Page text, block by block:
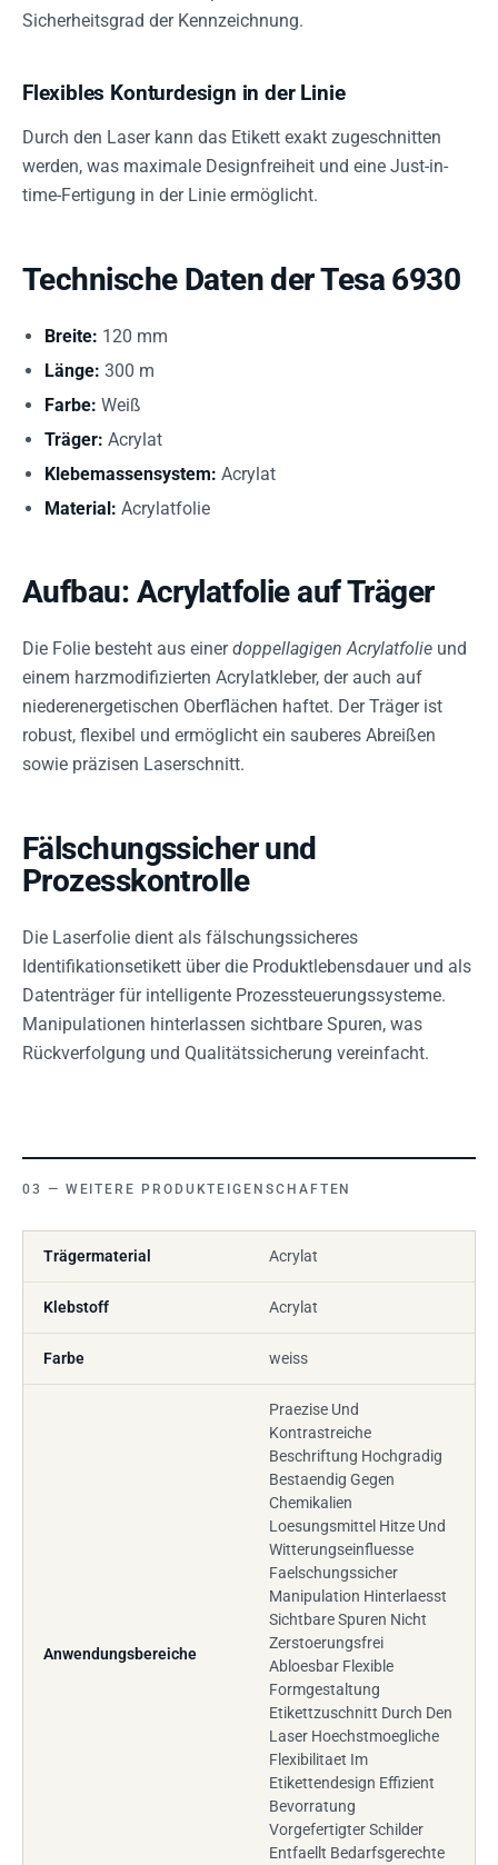
Sicherheitsgrad der Kennzeichnung.
Flexibles Konturdesign in der Linie
Durch den Laser kann das Etikett exakt zugeschnitten
werden, was maximale Designfreiheit und eine Just-in-
time-Fertigung in der Linie ermöglicht.
Technische Daten der Tesa 6930
Breite: 120 mm
Länge: 300 m
Farbe: Weiß
Träger: Acrylat
Klebemassensystem: Acrylat
Material: Acrylatfolie
Aufbau: Acrylatfolie auf Träger
Die Folie besteht aus einerdoppellagigen Acrylatfolie und
einem harzmodifizierten Acrylatkleber, der auch auf
niederenergetischen Oberflächen haftet. Der Träger ist
robust, flexibel und ermöglicht ein sauberes Abreißen
sowie präzisen Laserschnitt.
Fälschungssicher und
Prozesskontrolle
Die Laserfolie dient als fälschungssicheres
Identifikationsetikett über die Produktlebensdauer und als
Datenträger für intelligente Prozessteuerungssysteme.
Manipulationen hinterlassen sichtbare Spuren, was
Rückverfolgung und Qualitätssicherung vereinfacht.
WEITERE PRODUKTEIGENSCHAFTEN
Trägermaterial Acrylat
Klebstoff Acrylat
Farbe weiss
Anwendungsbereiche
Praezise Und
Kontrastreiche
Beschriftung Hochgradig
Bestaendig Gegen
Chemikalien
Loesungsmittel Hitze Und
Witterungseinfluesse
Faelschungssicher
Manipulation Hinterlaesst
Sichtbare Spuren Nicht
Zerstoerungsfrei
Abloesbar Flexible
Formgestaltung
Etikettzuschnitt Durch Den
Laser Hoechstmoegliche
Flexibilitaet Im
Etikettendesign Effizient
Bevorratung
Vorgefertigter Schilder
Entfaellt Bedarfsgerechte